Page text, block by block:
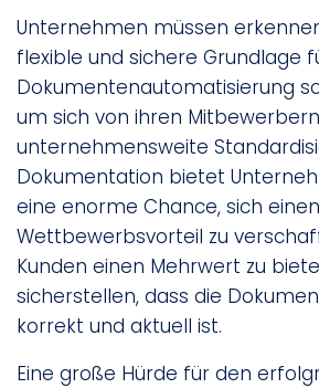
Unternehmen müssen
flexible und sichere Grundlage
Dokumentenautomatisierung
um sich von ihren
unternehmensweite
Dokumentation bietet
eine enorme Chance, sich
Wettbewerbsvorteil zu
Kunden einen Mehrwert zu
sicherstellen, dass die
korrekt und aktuell ist.
Eine große Hürde für den